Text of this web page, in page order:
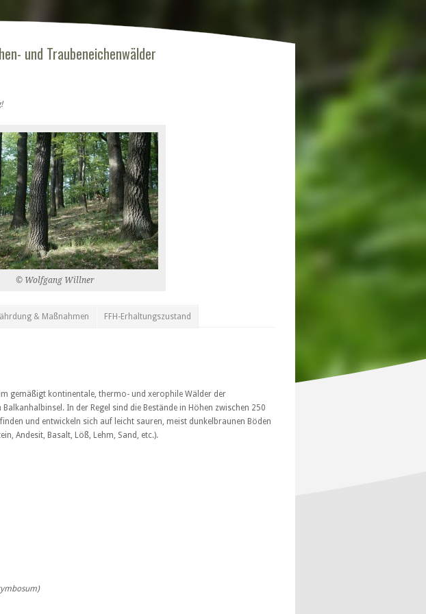
und Traubeneichenwälder
© Wolfgang Willner
& Maßnahmen FFH-Erhaltungszustand
gemäßigt kontinentale, thermo- und xerophile Wälder der
In der Regel sind die Bestände in Höhen zwischen 250
und entwickeln sich auf leicht sauren, meist dunkelbraunen Böden
Andesit, Basalt, Löß, Lehm, Sand, etc.).